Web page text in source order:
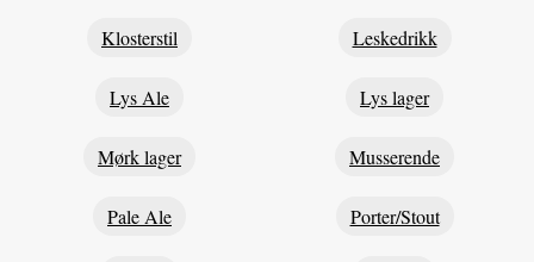
Klosterstil Leskedrikk
Lys Ale Lys lager
Mørk lager Musserende
Pale Ale Porter/Stout